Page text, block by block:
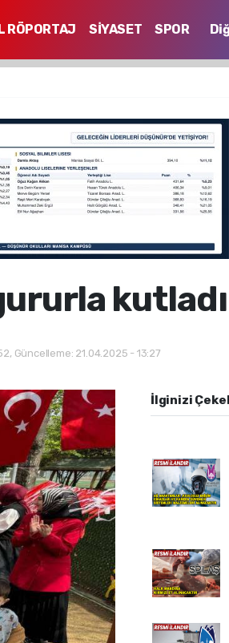
RÖPORTAJ SİYASET
SPOR
kutladı
Güncelleme: 21.04.2025 - 13:27
İlginizi